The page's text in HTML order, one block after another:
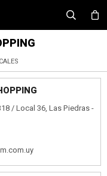
/ Local 36, Las Piedras -